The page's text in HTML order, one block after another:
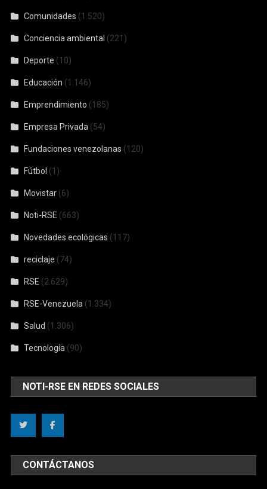
Comunidades (1.520)
Conciencia ambiental (221)
Deporte (10)
Educación (1.146)
Emprendimiento (185)
Empresa Privada (54)
Fundaciones venezolanas (120)
Fútbol (1)
Movistar (6)
Noti-RSE (663)
Novedades ecológicas (117)
reciclaje (74)
RSE (2.629)
RSE-Venezuela (1.334)
Salud (1.306)
Tecnología (90)
NOTI-RSE EN REDES SOCIALES
CONTÁCTANOS